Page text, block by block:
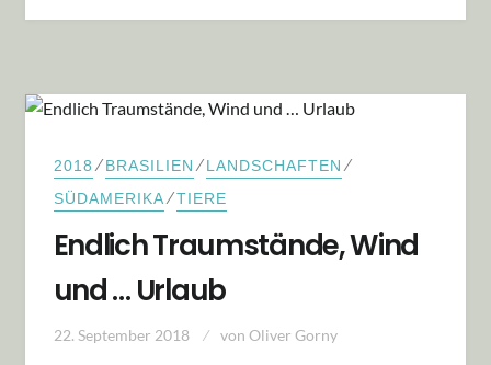
2018 ⁄BRASILIEN ⁄LANDSCHAFTEN ⁄
SÜDAMERIKA⁄TIERE
Endlich Traumstände, Wind
und … Urlaub
22. September 2018 von Oliver Gorny